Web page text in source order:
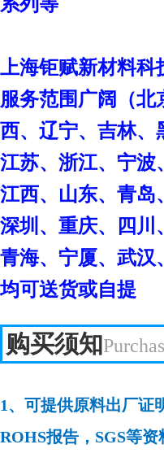
系列等
上海钜赋新材料科
服务范围广阔（北
西、辽宁、吉林、
江苏、浙江、宁波
江西、山东、青岛
深圳、重庆、四川
青海、宁厦、武汉
均可送货或自提
购买须知
1、可提供原料出厂证
ROHS报告，SGS等资